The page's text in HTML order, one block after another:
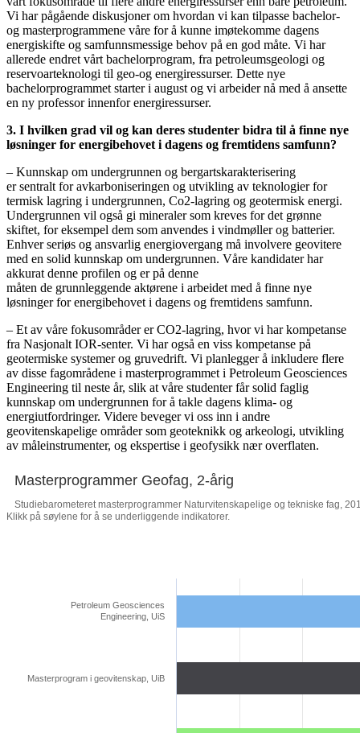
Vi har pågående diskusjoner om hvordan vi kan tilpasse bachelor-
og masterprogrammene våre for å kunne imøtekomme dagens
energiskifte og samfunnsmessige behov på en god måte. Vi har
allerede endret vårt bachelorprogram, fra petroleumsgeologi og
reservoarteknologi til geo-og energiressurser. Dette nye
bachelorprogrammet starter i august og vi arbeider nå med å ansette
en ny professor innenfor energiressurser.
3. I hvilken grad vil og kan deres studenter bidra til å finne nye
løsninger for energibehovet i dagens og fremtidens samfunn?
– Kunnskap om undergrunnen og bergartskarakterisering
er sentralt for avkarboniseringen og utvikling av teknologier for
termisk lagring i undergrunnen, Co2-lagring og geotermisk energi.
Undergrunnen vil også gi mineraler som kreves for det grønne
skiftet, for eksempel dem som anvendes i vindmøller og batterier.
Enhver seriøs og ansvarlig energiovergang må involvere geovitere
med en solid kunnskap om undergrunnen. Våre kandidater har
akkurat denne profilen og er på denne
måten de grunnleggende aktørene i arbeidet med å finne nye
løsninger for energibehovet i dagens og fremtidens samfunn.
– Et av våre fokusområder er CO2-lagring, hvor vi har kompetanse
fra Nasjonalt IOR-senter. Vi har også en viss kompetanse på
geotermiske systemer og gruvedrift. Vi planlegger å inkludere flere
av disse fagområdene i masterprogrammet i Petroleum Geosciences
Engineering til neste år, slik at våre studenter får solid faglig
kunnskap om undergrunnen for å takle dagens klima- og
energiutfordringer. Videre beveger vi oss inn i andre
geovitenskapelige områder som geoteknikk og arkeologi, utvikling
av måleinstrumenter, og ekspertise i geofysikk nær overflaten.